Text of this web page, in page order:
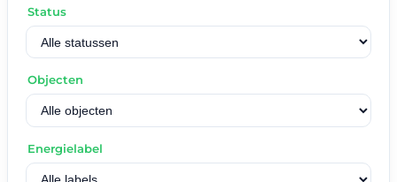
Status
Objecten
Energielabel